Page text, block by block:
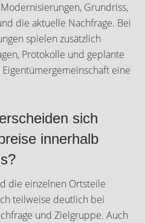
Grundriss,
die aktuelle Nachfrage. Bei
spielen zusätzlich
Protokolle und geplante
eine
sich
innerhalb
die einzelnen Ortsteile
teilweise deutlich bei
und Zielgruppe. Auch